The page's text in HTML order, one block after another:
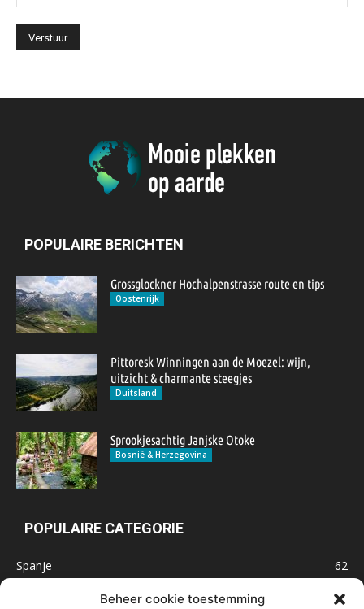
Beheer cookie toestemming
POPULAIRE BERICHTEN
Grossglockner Hochalpenstrasse route en tips
Oostenrijk
Pittoresk Winningen aan de Moezel: wijn,
uitzicht & charmante steegjes
Duitsland
Sprookjesachtig Janjske Otoke
Bosnië & Herzegovina
POPULAIRE CATEGORIE
Spanje
62
47